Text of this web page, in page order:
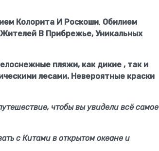
Колорита И Роскоши, Обилием
В Прибрежье, Уникальных
пляжи, как дикие , так и
лесами. Невероятные краски
чтобы вы увидели всё самое
с Китами в открытом океане и